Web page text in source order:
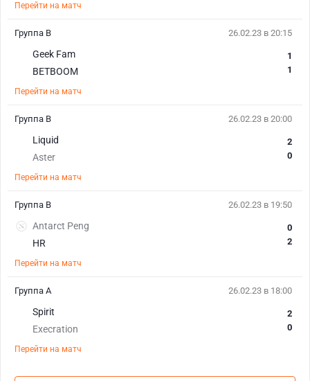
Перейти на матч
26.02.23 в 20:15
Geek Fam
BETBOOM
1
1
Перейти на матч
Группа B
26.02.23 в 20:00
Liquid
Aster
2
0
Перейти на матч
Группа B
26.02.23 в 19:50
Antarct Peng
HR
0
2
Перейти на матч
Группа B
26.02.23 в 18:00
Spirit
Execration
2
0
Перейти на матч
Группа А